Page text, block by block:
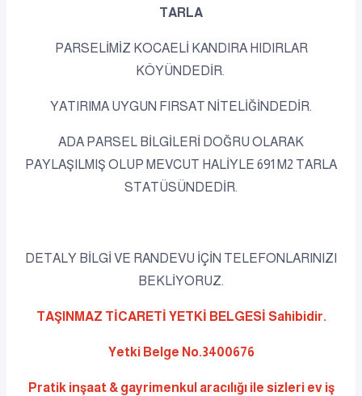
TARLA
PARSELİMİZ KOCAELİ KANDIRA HIDIRLAR
KÖYÜNDEDİR.
YATIRIMA UYGUN FIRSAT NİTELİĞİNDEDİR.
ADA PARSEL BİLGİLERİ DOĞRU OLARAK
PAYLAŞILMIŞ OLUP MEVCUT HALİYLE 691 M2 TARLA
STATÜSÜNDEDİR.
DETALY BİLGİ VE RANDEVU İÇİN TELEFONLARINIZI
BEKLİYORUZ.
TAŞINMAZ TİCARETİ YETKİ BELGESİ Sahibidir.
Yetki Belge No.3400676
Pratik inşaat & gayrimenkul aracılığı ile sizleri ev iş